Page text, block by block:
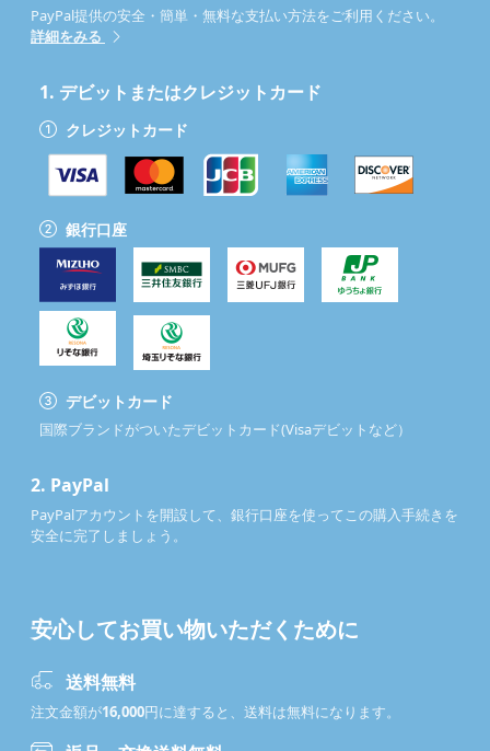
PayPal提供の安全・簡単・無料な支払い方法をご利用ください。
詳細をみる
1. デビットまたはクレジットカード
クレジットカード
銀行口座
デビットカード
国際ブランドがついたデビットカード(Visaデビットなど）
2. PayPal
PayPalアカウントを開設して、銀行口座を使ってこの購入手続きを
安全に完了しましょう。
安心してお買い物いただくために
送料無料
注文金額が16,000円に達すると、送料は無料になります。